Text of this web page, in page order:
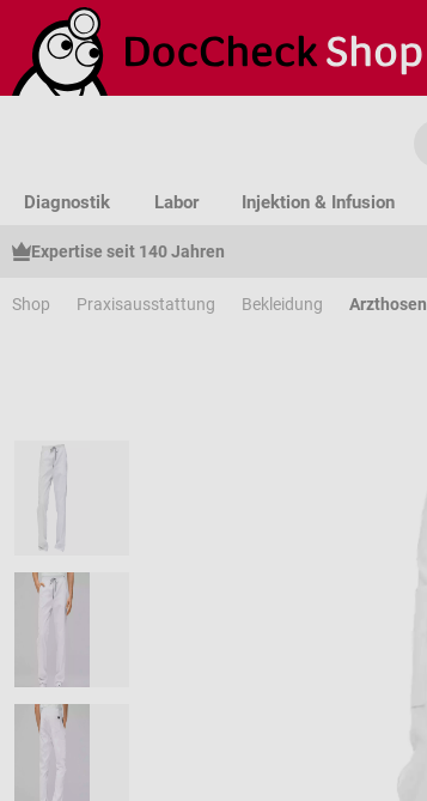
Hauptinhalt springen
Zur Suche springen
Zur Hauptnavigation springen
Diagnostik Labor Injektion & Infusion
Expertise seit 140 Jahren
Shop Praxisausstattung Bekleidung Arzthosen